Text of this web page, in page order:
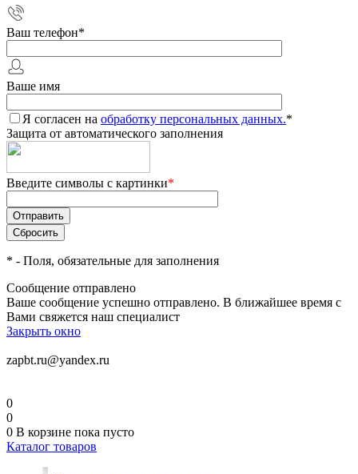
Ваш телефон*
Ваше имя
Я согласен на обработку персональных данных.*
Защита от автоматического заполнения
Введите символы с картинки*
* - Поля, обязательные для заполнения
Сообщение отправлено
Ваше сообщение успешно отправлено. В ближайшее время с
Вами свяжется наш специалист
Закрыть окно
zapbt.ru@yandex.ru
0
0
0 В корзине пока пусто
Каталог товаров